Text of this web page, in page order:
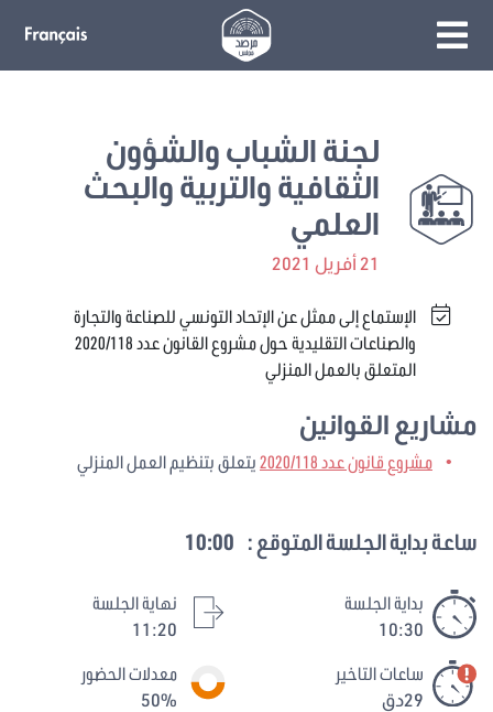
لجنة الشباب والشؤون
الثقافية والتربية والبحث
العلمي
21 أفريل 2021
الإستماع إلى ممثل عن الإتحاد التونسي للصناعة والتجارة
والصناعات التقليدية حول مشروع القانون عدد 2020/118
المتعلق بالعمل المنزلي
مشاريع القوانين
مشروع قانون عدد 2020/118 يتعلق بتنظيم العمل المنزلي
ساعة بداية الجلسة المتوقع : 10:00
بداية الجلسة
10:30
نهاية الجلسة
11:20
ساعات التاخير
29دق
معدلات الحضور
50%